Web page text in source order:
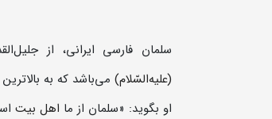
سلمان فارسی ایرانی، از
(علیه‌السّلام)می‌باشد که به
او بگوید: «سلمان از ما اهل بیت